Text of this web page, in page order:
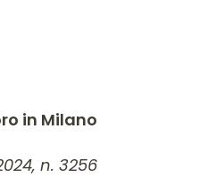
in Milano
n. 3256